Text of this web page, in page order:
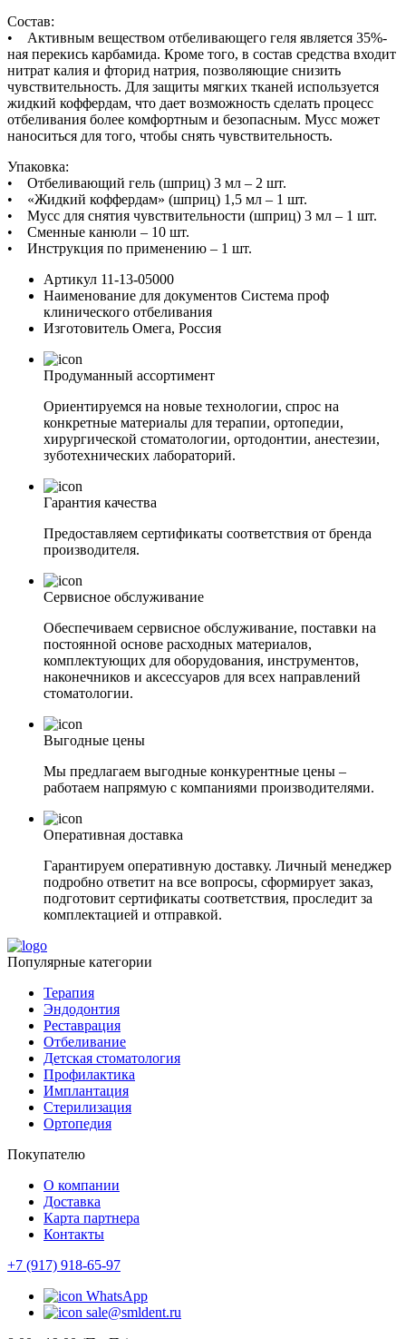
Состав:
• Активным веществом отбеливающего геля является 35%-
ная перекись карбамида. Кроме того, в состав средства входит
нитрат калия и фторид натрия, позволяющие снизить
чувствительность. Для защиты мягких тканей используется
жидкий коффердам, что дает возможность сделать процесс
отбеливания более комфортным и безопасным. Мусс может
наноситься для того, чтобы снять чувствительность.
Упаковка:
• Отбеливающий гель (шприц) 3 мл – 2 шт.
• «Жидкий коффердам» (шприц) 1,5 мл – 1 шт.
• Мусс для снятия чувствительности (шприц) 3 мл – 1 шт.
• Сменные канюли – 10 шт.
• Инструкция по применению – 1 шт.
Артикул 11-13-05000
Наименование для документов Система проф
клинического отбеливания
Изготовитель Омега, Россия
Продуманный ассортимент
Ориентируемся на новые технологии, спрос на
конкретные материалы для терапии, ортопедии,
хирургической стоматологии, ортодонтии, анестезии,
зуботехнических лабораторий.
Гарантия качества
Предоставляем сертификаты соответствия от бренда
производителя.
Сервисное обслуживание
Обеспечиваем сервисное обслуживание, поставки на
постоянной основе расходных материалов,
комплектующих для оборудования, инструментов,
наконечников и аксессуаров для всех направлений
стоматологии.
Выгодные цены
Мы предлагаем выгодные конкурентные цены –
работаем напрямую с компаниями производителями.
Оперативная доставка
Гарантируем оперативную доставку. Личный менеджер
подробно ответит на все вопросы, сформирует заказ,
подготовит сертификаты соответствия, проследит за
комплектацией и отправкой.
Популярные категории
Терапия
Эндодонтия
Реставрация
Отбеливание
Детская стоматология
Профилактика
Имплантация
Стерилизация
Ортопедия
Покупателю
О компании
Доставка
Карта партнера
Контакты
+7 (917) 918-65-97
WhatsApp
sale@smldent.ru